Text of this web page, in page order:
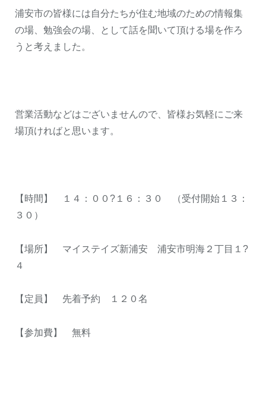
浦安市の皆様には自分たちが住む地域のための情報集
の場、勉強会の場、として話を聞いて頂ける場を作ろ
うと考えました。
営業活動などはございませんので、皆様お気軽にご来
場頂ければと思います。
【時間】 １４：００?１６：３０ （受付開始１３：
３０）
【場所】 マイステイズ新浦安 浦安市明海２丁目１?
４
【定員】 先着予約 １２０名
【参加費】 無料